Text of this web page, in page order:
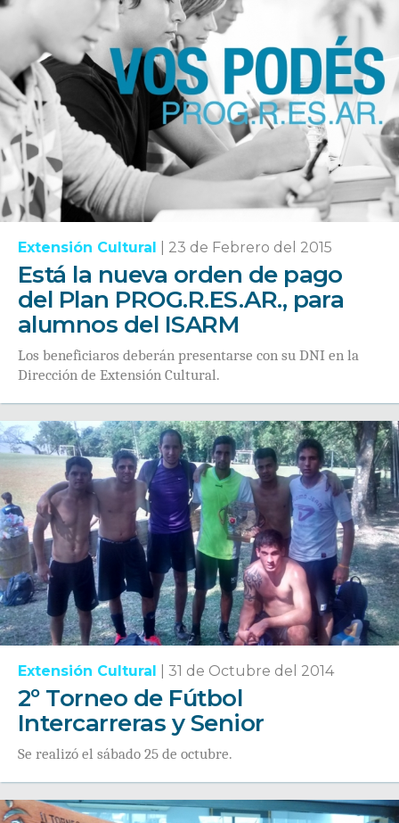
Extensión Cultural 23 de Febrero del 2015
Está la nueva orden de pago
del Plan PROG.R.ES.AR., para
alumnos del ISARM
Los beneficiaros deberán presentarse con su DNI en la
Dirección de Extensión Cultural.
Extensión Cultural 31 de Octubre del 2014
2º Torneo de Fútbol
Intercarreras y Senior
Se realizó el sábado 25 de octubre.